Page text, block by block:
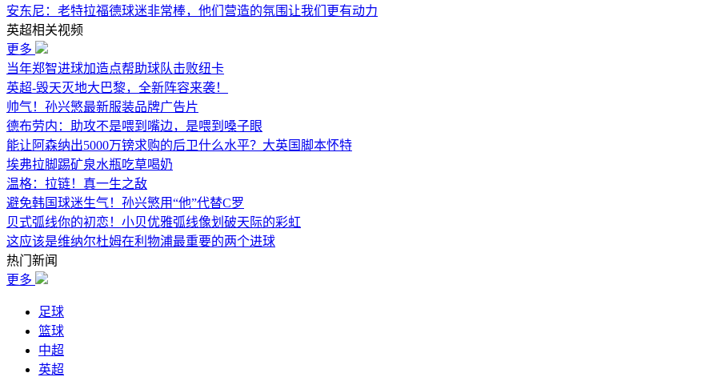
安东尼：老特拉福德球迷非常棒，他们营造的氛围让我们更有动力
英超相关视频
更多
当年郑智进球加造点帮助球队击败纽卡
英超-毁天灭地大巴黎，全新阵容来袭！
帅气！孙兴慜最新服装品牌广告片
德布劳内：助攻不是喂到嘴边，是喂到嗓子眼
能让阿森纳出5000万镑求购的后卫什么水平？大英国脚本怀特
埃弗拉脚踢矿泉水瓶吃草喝奶
温格：拉链！真一生之敌
避免韩国球迷生气！孙兴慜用“他”代替C罗
贝式弧线你的初恋！小贝优雅弧线像划破天际的彩虹
这应该是维纳尔杜姆在利物浦最重要的两个进球
热门新闻
更多
足球
篮球
中超
英超